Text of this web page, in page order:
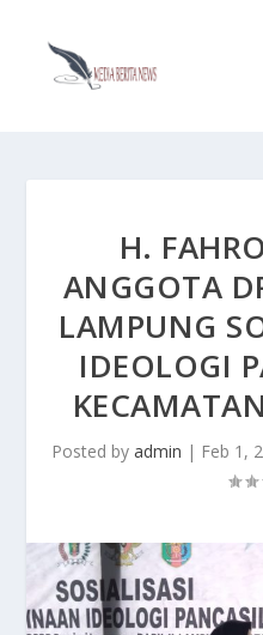
H.
ANGGOTA
LAMPUNG
IDEOLOGI
Posted by admin | Feb 1,